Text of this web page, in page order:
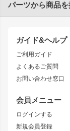
ガイド&ヘルプ
ご利用ガイド
よくあるご質問
お問い合わせ窓口
会員メニュー
ログインする
新規会員登録
トヨタ
JZX90 CHASER
JZX110 MARK II
JZX100 MARK II
JZX90 MARK II
トレノ
マークX
パーツから商品
エアロシリーズ
ドリフトライン
風神
雷神